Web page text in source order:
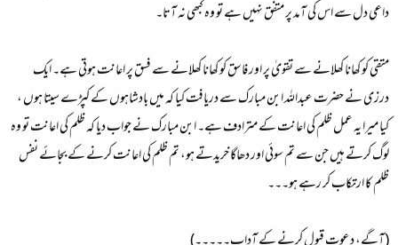
داعی دل سے اس کی آمد پر متفق نہیں ہے تو وہ کبھی نہ آتا۔
متقی کو کھانا کھلانے سے تقویٰ پر اور فاسق کو کھانا کھلانے سے فسق پر اعانت ہوتی ہے۔ ایک
درزی نے حضرت عبداللہ ابن مبارک سے دریافت کیا کہ میں بادشاہوں کے کپڑے سیتا ہوں ،
کیا میرا یہ عمل ظلم کی اعانت کے مترادف ہے۔ ابن مبارک نے جواب دیا کہ ظلم کی اعانت تو وہ
لوگ کرتے ہیں جن سے تم سوئی اور دھاگا خریدتے ہو، تم ظلم کی اعانت کرنے کے بجائے نفس
ظلم کا ارتکاب کر رہے ہو۔۔۔